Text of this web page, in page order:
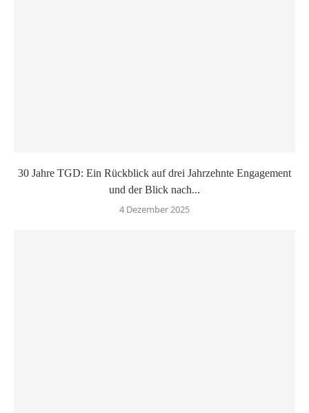
30 Jahre TGD: Ein Rückblick auf drei Jahrzehnte Engagement
und der Blick nach...
4 Dezember 2025